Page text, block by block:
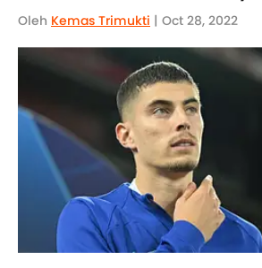
Oleh Kemas Trimukti | Oct 28, 2022